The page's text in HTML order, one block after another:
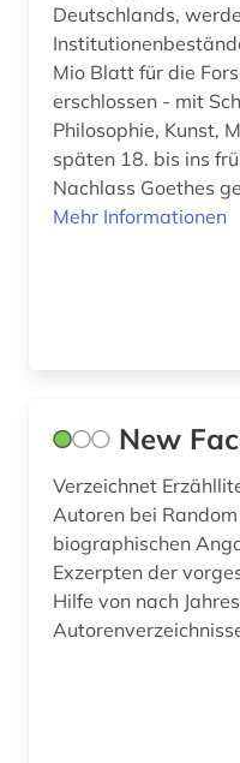
island (1)
isländisch (1)
israel (1)
italianistik (4)
italien (1)
japanologie (3)
jiddisch (2)
jiddistik (2)
Deutschlands,
Mio Blatt für die
erschlossen - mit
Philosophie, Kunst,
späten 18. bis ins
Nachlass Goethes
Mehr Informationen
New
Verzeichnet
Autoren bei
biographischen
Exzerpten der
Hilfe von nach